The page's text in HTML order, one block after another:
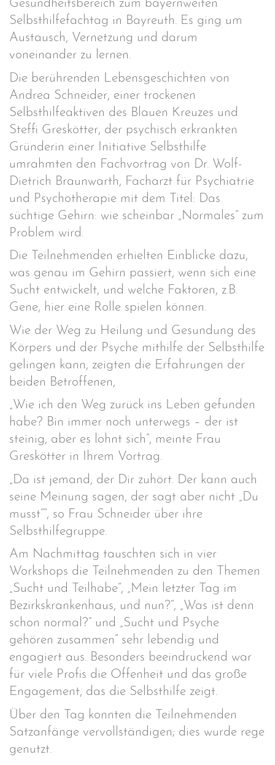
Gesundheitsbereich zum bayernweiten
Selbsthilfefachtag in Bayreuth. Es ging um
Austausch, Vernetzung und darum
voneinander zu lernen.
Die berührenden Lebensgeschichten von
Andrea Schneider, einer trockenen
Selbsthilfeaktiven des Blauen Kreuzes und
Steffi Greskötter, der psychisch erkrankten
Gründerin einer Initiative Selbsthilfe
umrahmten den Fachvortrag von Dr. Wolf-
Dietrich Braunwarth, Facharzt für Psychiatrie
und Psychotherapie mit dem Titel: Das
süchtige Gehirn: wie scheinbar „Normales“ zum
Problem wird.
Die Teilnehmenden erhielten Einblicke dazu,
was genau im Gehirn passiert, wenn sich eine
Sucht entwickelt, und welche Faktoren, z.B.
Gene, hier eine Rolle spielen können.
Wie der Weg zu Heilung und Gesundung des
Körpers und der Psyche mithilfe der Selbsthilfe
gelingen kann, zeigten die Erfahrungen der
beiden Betroffenen,
„Wie ich den Weg zurück ins Leben gefunden
habe? Bin immer noch unterwegs – der ist
steinig, aber es lohnt sich“, meinte Frau
Greskötter in Ihrem Vortrag.
„Da ist jemand, der Dir zuhört. Der kann auch
seine Meinung sagen, der sagt aber nicht „Du
musst““, so Frau Schneider über ihre
Selbsthilfegruppe.
Am Nachmittag tauschten sich in vier
Workshops die Teilnehmenden zu den Themen
„Sucht und Teilhabe“, „Mein letzter Tag im
Bezirkskrankenhaus, und nun?“, „Was ist denn
schon normal?“ und „Sucht und Psyche
gehören zusammen“ sehr lebendig und
engagiert aus. Besonders beeindruckend war
für viele Profis die Offenheit und das große
Engagement, das die Selbsthilfe zeigt.
Über den Tag konnten die Teilnehmenden
Satzanfänge vervollständigen; dies wurde rege
genutzt.